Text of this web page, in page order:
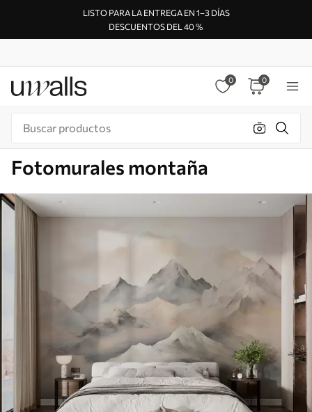
LISTO PARA LA ENTREGA EN 1–3 DÍAS
DESCUENTOS DEL 40 %
0 0
Fotomurales montaña